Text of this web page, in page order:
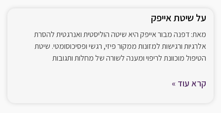
על שיטת אייפק
מאת: דפנה מבור אייפק היא שיטה הוליסטית ואנרגטית להסרת
אלרגיות ורגישות למזונות ממקור פיזי, רגשי ופסיכוסומטי. שיטת
הטיפול מוכוונת לריפוי ומענה לשורה של מחלות ותגובות
קרא עוד »